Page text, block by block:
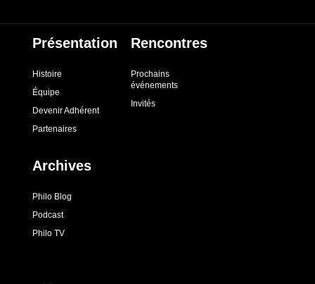
Présentation
Histoire
Équipe
Devenir Adhérent
Partenaires
Rencontres
Prochains
événements
Invités
Archives
Philo Blog
Podcast
Philo TV